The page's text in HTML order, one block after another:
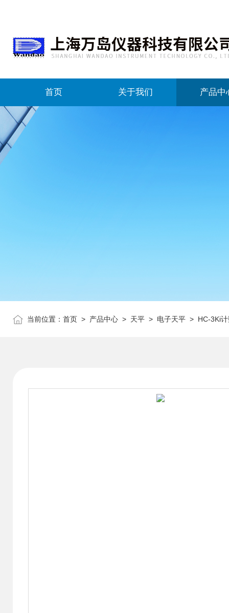
首页 关于我们 产品中
当前位置： 首页 > 产品中心 > 天平 > 电子天平 > HC-3Ki计